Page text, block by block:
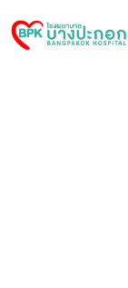
Bangpakok
Hospital